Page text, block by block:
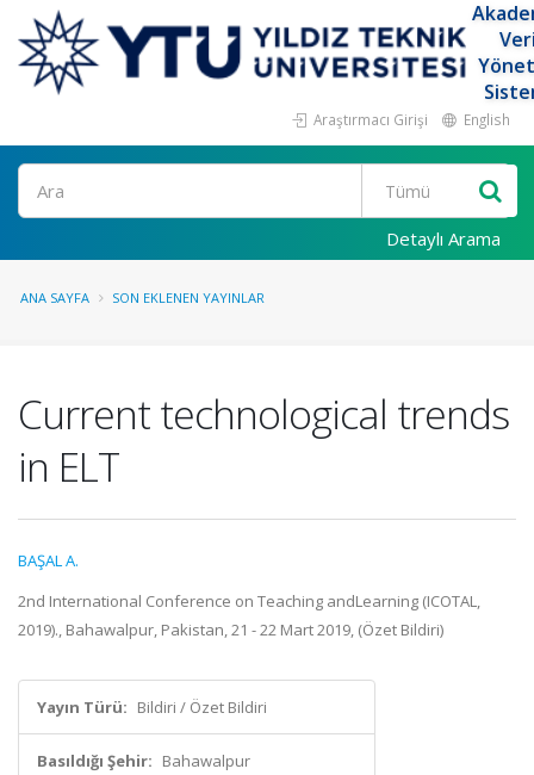
Araştırmacı Girişi English
Ara
Detaylı Arama
ANA SAYFA SON EKLENEN YAYINLAR
Current technological trends
in ELT
BAŞAL A.
2nd International Conference on Teaching andLearning (ICOTAL,
2019)., Bahawalpur, Pakistan, 21 - 22 Mart 2019, (Özet Bildiri)
Yayın Türü: Bildiri / Özet Bildiri
Basıldığı Şehir: Bahawalpur